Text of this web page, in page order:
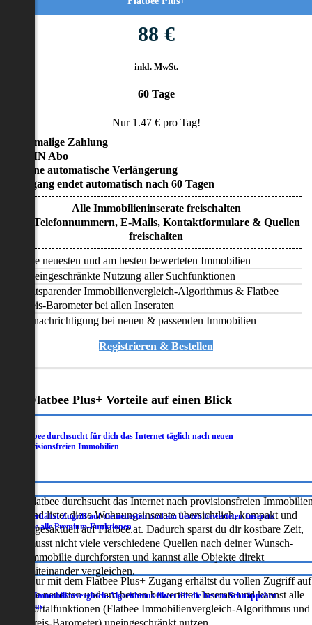
88 €
inkl. MwSt.
60 Tage
Nur 1.47€ pro Tag!
• Einmalige Zahlung
• KEIN Abo
• Keine automatische Verlängerung
• Zugang endet automatisch nach 60 Tagen
Alle Immobilieninserate freischalten
Alle Telefonnummern, E-Mails, Kontaktformulare & Quellen
freischalten
Alle neuesten und am besten bewerteten Immobilien
Uneingeschränkte Nutzung aller Suchfunktionen
Zeitsparender Immobilienvergleich-Algorithmus & Flatbee
Preis-Barometer bei allen Inseraten
Benachrichtigung bei neuen & passenden Immobilien
Registrieren & Bestellen
Flatbee Plus+ Vorteile auf einen Blick
Flatbee durchsucht für dich das Internet täglich nach neuen
provisionsfreien Immobilien
Flatbee durchsucht das Internet nach provisionsfreien
und listet diese Wohnungsinserate übersichtlich, kompakt und
tagesaktuell auf Flatbee.at. Dadurch sparst du dir kostbare Zeit,
musst nicht viele verschiedene Quellen nach deiner Wunsch-
Immobilie durchforsten und kannst alle Objekte direkt
miteinander vergleichen.
Du erhältst Zugriff auf die neuesten und am besten bewerteten Inserate
sowie alle Premium-Funktionen
Nur mit dem Flatbee Plus+ Zugang erhältst du vollen Zugriff auf
die neuesten und am besten bewerteten Inserate und kannst alle
Portalfunktionen (Flatbee Immobilienvergleich-Algorithmus und
Der Immobilienvergleich-Algorithmus filtert dir die besten Schnäppchen
heraus